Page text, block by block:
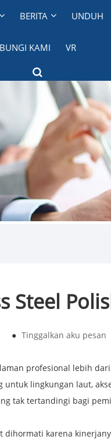
BERITA UNDUH
KAMI VR
Steel
● Tinggalkan aku pesan
profesional lebih
lingkungan laut,
tak tertandingi bagi
karena